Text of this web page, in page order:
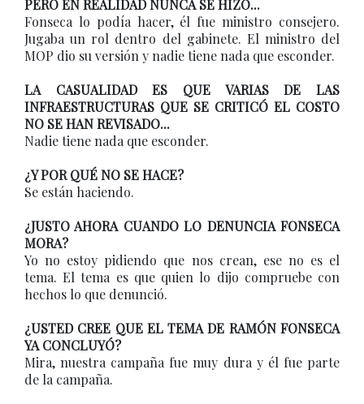
PERO EN REALIDAD NUNCA SE HIZO...
Fonseca lo podía hacer, él fue ministro consejero.
Jugaba un rol dentro del gabinete. El ministro del
MOP dio su versión y nadie tiene nada que esconder.
LA CASUALIDAD ES QUE VARIAS DE LAS
INFRAESTRUCTURAS QUE SE CRITICÓ EL COSTO
NO SE HAN REVISADO...
Nadie tiene nada que esconder.
¿Y POR QUÉ NO SE HACE?
Se están haciendo.
¿JUSTO AHORA CUANDO LO DENUNCIA FONSECA
MORA?
Yo no estoy pidiendo que nos crean, ese no es el
tema. El tema es que quien lo dijo compruebe con
hechos lo que denunció.
¿USTED CREE QUE EL TEMA DE RAMÓN FONSECA
YA CONCLUYÓ?
Mira, nuestra campaña fue muy dura y él fue parte
de la campaña.